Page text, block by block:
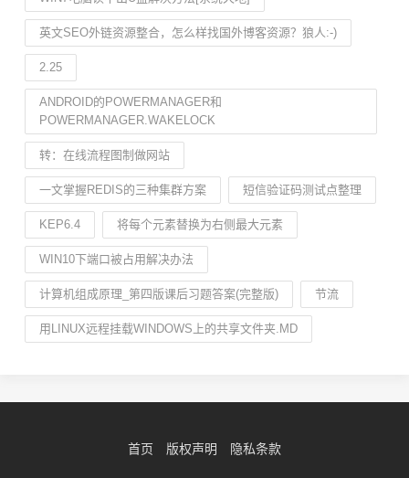
英文SEO外链资源整合，怎么样找国外博客资源？狼人:-)
2.25
ANDROID的POWERMANAGER和
POWERMANAGER.WAKELOCK
转：在线流程图制做网站
一文掌握REDIS的三种集群方案 短信验证码测试点整理
KEP6.4 将每个元素替换为右侧最大元素
WIN10下端口被占用解决办法
计算机组成原理_第四版课后习题答案(完整版) 节流
用LINUX远程挂载WINDOWS上的共享文件夹.MD
首页 版权声明 隐私条款